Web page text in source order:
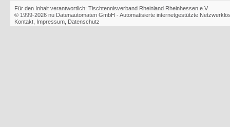
Für den Inhalt verantwortlich: Tischtennisverband Rheinland Rheinhessen e.V.
© 1999-2026 nu Datenautomaten GmbH - Automatisierte internetgestützte
Kontakt Impressum Datenschutz